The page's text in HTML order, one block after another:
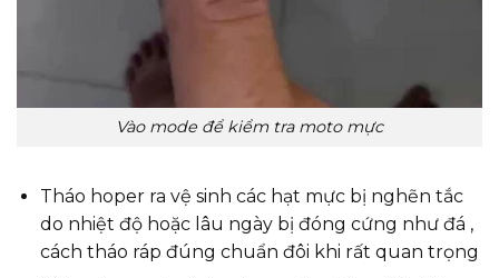
Vào mode để kiểm tra moto mực
Tháo hoper ra vệ sinh các hạt mực bị nghẽn tắc
do nhiệt độ hoặc lâu ngày bị đóng cứng như đá ,
cách tháo ráp đúng chuẩn đôi khi rất quan trọng